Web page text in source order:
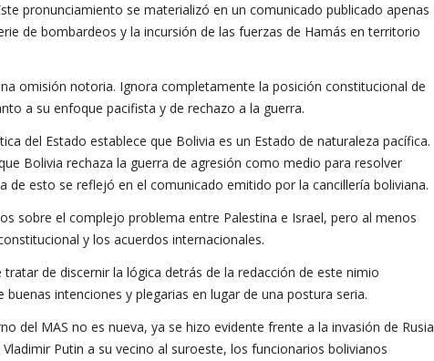
pronunciamiento se materializó en un comunicado publicado apenas
de bombardeos y la incursión de las fuerzas de Hamás en territorio
omisión notoria. Ignora completamente la posición constitucional de
a su enfoque pacifista y de rechazo a la guerra.
del Estado establece que Bolivia es un Estado de naturaleza pacífica.
Bolivia rechaza la guerra de agresión como medio para resolver
de esto se reflejó en el comunicado emitido por la cancillería boliviana.
sobre el complejo problema entre Palestina e Israel, pero al menos
y los acuerdos internacionales.
de discernir la lógica detrás de la redacción de este nimio
intenciones y plegarias en lugar de una postura seria.
del MAS no es nueva, ya se hizo evidente frente a la invasión de Rusia
Putin a su vecino al suroeste, los funcionarios bolivianos